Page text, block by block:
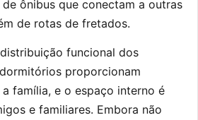
ônibus que conectam a outras
de rotas de fretados.
funcional dos
proporcionam
família, e o espaço interno é
e familiares. Embora não